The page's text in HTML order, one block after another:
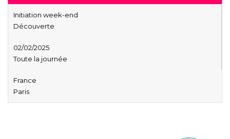
Initiation week-end
Découverte
02/02/2025
Toute la journée
France
Paris